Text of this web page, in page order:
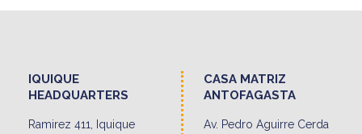
IQUIQUE
HEADQUARTERS
Ramirez 411, Iquique
CASA MATRIZ
ANTOFAGASTA
Av. Pedro Aguirre Cerda